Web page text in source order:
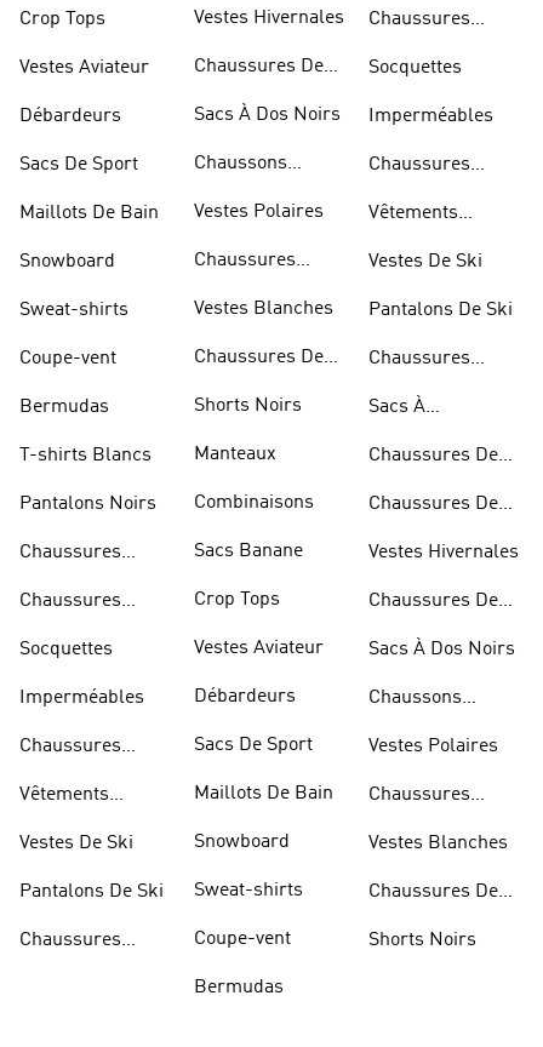
Crop Tops
Vestes Aviateur
Débardeurs
Sacs De Sport
Maillots De Bain
Snowboard
Sweat-shirts
Coupe-vent
Bermudas
T-shirts Blancs
Pantalons Noirs
Chaussures
Chaussures
Socquettes
Imperméables
Chaussures
Vêtements
Vestes De Ski
Pantalons De Ski
Chaussures
Vestes Hivernales
Chaussures De
Sacs À Dos Noirs
Chaussons
Vestes Polaires
Chaussures
Vestes Blanches
Chaussures De
Shorts Noirs
Manteaux
Combinaisons
Sacs Banane
Crop Tops
Vestes Aviateur
Débardeurs
Sacs De Sport
Maillots De Bain
Snowboard
Sweat-shirts
Coupe-vent
Bermudas
Chaussures
Socquettes
Imperméables
Chaussures
Vêtements
Vestes De Ski
Pantalons De Ski
Chaussures
Sacs À
Chaussures De
Chaussures De
Vestes Hivernales
Chaussures De
Sacs À Dos Noirs
Chaussons
Vestes Polaires
Chaussures
Vestes Blanches
Chaussures De
Shorts Noirs